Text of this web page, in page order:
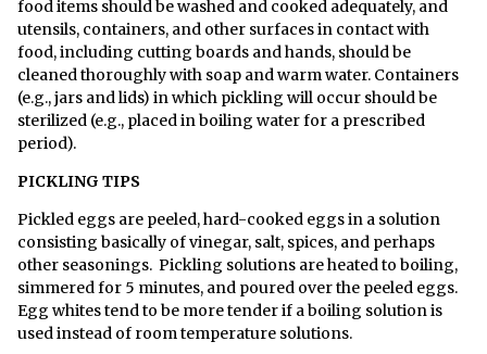
food items should be washed and cooked adequately, and
utensils, containers, and other surfaces in contact with
food, including cutting boards and hands, should be
cleaned thoroughly with soap and warm water. Containers
(e.g., jars and lids) in which pickling will occur should be
sterilized (e.g., placed in boiling water for a prescribed
period).
PICKLING TIPS
Pickled eggs are peeled, hard-cooked eggs in a solution
consisting basically of vinegar, salt, spices, and perhaps
other seasonings. Pickling solutions are heated to boiling,
simmered for 5 minutes, and poured over the peeled eggs.
Egg whites tend to be more tender if a boiling solution is
used instead of room temperature solutions.